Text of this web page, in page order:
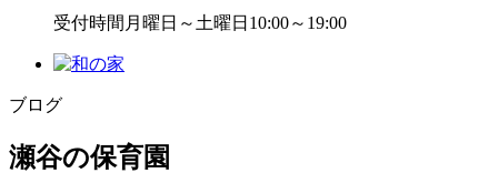
受付時間 月曜日～土曜日10:00～19:00
ブログ
瀬谷の保育園